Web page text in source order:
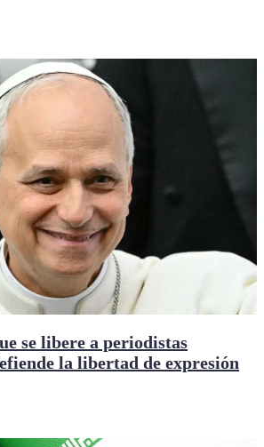
se libere a periodistas
la libertad de expresión